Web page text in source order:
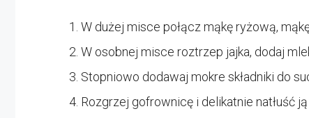
W dużej misce połącz mąkę ryżową,
W osobnej misce roztrzep jajka, dodaj
Stopniowo dodawaj mokre składniki do
Rozgrzej gofrownicę i delikatnie natłuść